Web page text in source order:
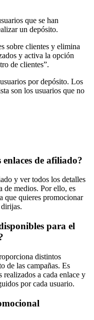
que se han
un depósito.
sobre clientes y elimina
y activa la opción
de clientes”.
por depósito. Los
son los usuarios que no
enlaces de afiliado?
y ver todos los detalles
de medios. Por ello, es
que quieres promocionar
para el
distintos
de las campañas. Es
a cada enlace y
por cada usuario.